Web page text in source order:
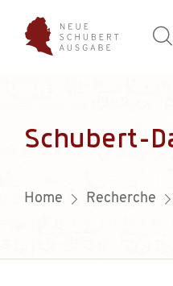
Schubert-
Home Recherche